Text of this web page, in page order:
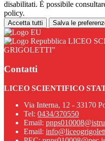
disabilitati. È possibile
policy.
Accetta tutti Salva le
LICEO
GRIGOLETTI”
Contatti
LICEO SCIENTIFICO
Via Interna, 12 - 33170
Tel: 0434/370550
Email:
Email: